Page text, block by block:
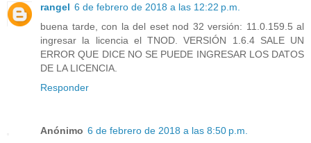
rangel 6 de febrero de 2018 a las 12:22 p.m.
buena tarde, con la del eset nod 32 versión: 11.0.159.5 al
ingresar la licencia el TNOD. VERSIÓN 1.6.4 SALE UN
ERROR QUE DICE NO SE PUEDE INGRESAR LOS DATOS
DE LA LICENCIA.
Responder
Anónimo 6 de febrero de 2018 a las 8:50 p.m.